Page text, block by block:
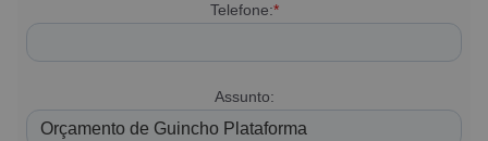
Telefone:*
Assunto: